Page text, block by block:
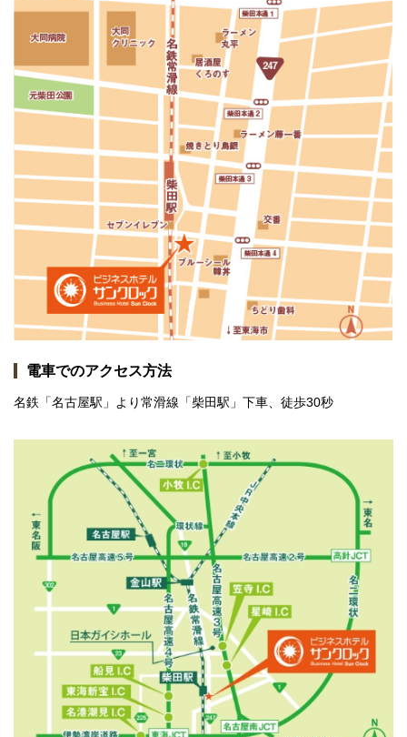
電車でのアクセス方法
名鉄「名古屋駅」より常滑線「柴田駅」下車、徒歩30秒